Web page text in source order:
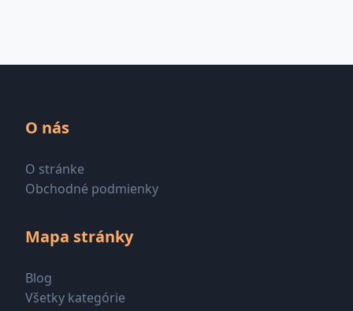
O nás
O stránke
Obchodné podmienky
Mapa stránky
Blog
Všetky kategórie